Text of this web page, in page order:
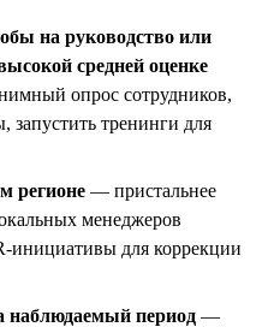
на руководство или
средней оценке
опрос сотрудников,
тренинги для
регионе — пристальнее
менеджеров
инициативы для коррекции
наблюдаемый период —